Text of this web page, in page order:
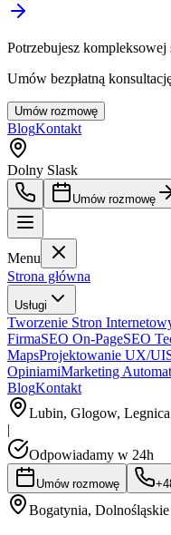
Potrzebujesz kompleksowej
Umów bezpłatną
Umów rozmowę
BlogKontakt
Dolny Slask
Umów rozmowę
Menu
Strona główna
Usługi
Tworzenie Stron
FirmaSEO On-PageSEO
MapsProjektowanie UX/UI
OpiniamiMarketing
BlogKontakt
Lubin, Glogow, Legnica
|
Odpowiadamy w 24h
Umów rozmowę
Bogatynia, Dolnośląskie